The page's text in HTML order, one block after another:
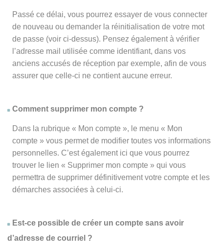
Passé ce délai, vous pourrez essayer de vous connecter
de nouveau ou demander la réinitialisation de votre mot
de passe (voir ci-dessus). Pensez également à vérifier
l’adresse mail utilisée comme identifiant, dans vos
anciens accusés de réception par exemple, afin de vous
assurer que celle-ci ne contient aucune erreur.
Comment supprimer mon compte ?
Dans la rubrique « Mon compte », le menu « Mon
compte » vous permet de modifier toutes vos informations
personnelles. C’est également ici que vous pourrez
trouver le lien « Supprimer mon compte » qui vous
permettra de supprimer définitivement votre compte et les
démarches associées à celui-ci.
Est-ce possible de créer un compte sans avoir
d’adresse de courriel ?